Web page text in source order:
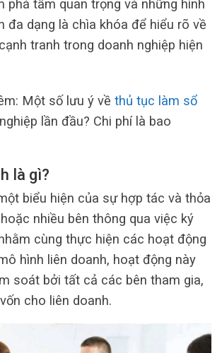
phá tầm quan trọng và những hình
đa dạng là chìa khóa để hiểu rõ về
tranh trong doanh nghiệp hiện
Một số lưu ý về thủ tục làm sổ
lần đầu? Chi phí là bao
là gì?
biểu hiện của sự hợp tác và thỏa
nhiều bên thông qua việc ký
cùng thực hiện các hoạt động
hình liên doanh, hoạt động này
soát bởi tất cả các bên tham gia,
cho liên doanh.